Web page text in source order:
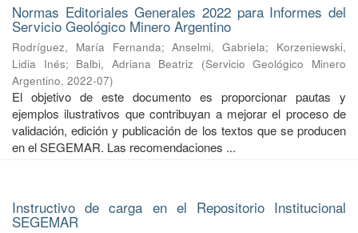
Normas Editoriales Generales 2022 para Informes del
Servicio Geológico Minero Argentino
Rodríguez, María Fernanda;Anselmi, Gabriela; Korzeniewski,
Lidia Inés; Balbi, Adriana Beatriz (Servicio Geológico Minero
Argentino, 2022-07)
El objetivo de este documento es proporcionar pautas y
ejemplos ilustrativos que contribuyan a mejorar el proceso de
validación, edición y publicación de los textos que se producen
en el SEGEMAR. Las recomendaciones ...
Instructivo de carga en el Repositorio Institucional
SEGEMAR